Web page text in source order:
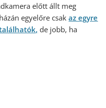
előtt állt meg
egyelőre csakaz egyre
de jobb, ha